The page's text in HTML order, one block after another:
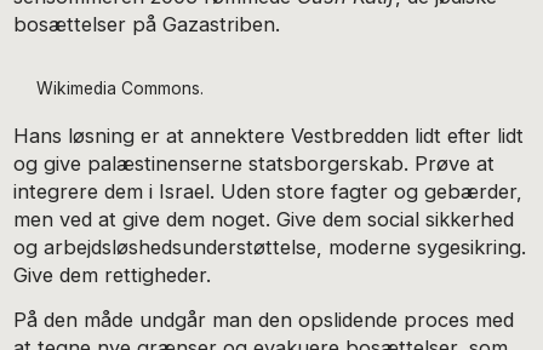
bosættelser på Gazastriben.
Wikimedia Commons.
Hans løsning er at annektere Vestbredden lidt efter lidt
og give palæstinenserne statsborgerskab. Prøve at
integrere dem i Israel. Uden store fagter og gebærder,
men ved at give dem noget. Give dem social sikkerhed
og arbejdsløshedsunderstøttelse, moderne sygesikring.
Give dem rettigheder.
På den måde undgår man den opslidende proces med